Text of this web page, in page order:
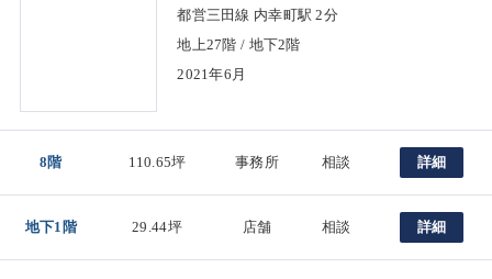
都営三田線 内幸町駅 2分
地上27階 / 地下2階
2021年6月
8階 110.65坪 事務所 相談 詳細
地下1階 29.44坪 店舗 相談 詳細